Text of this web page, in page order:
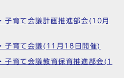
子育て会議計画推進部会(10月
子育て会議(11月18日開催)
育て会議教育保育推進部会(1